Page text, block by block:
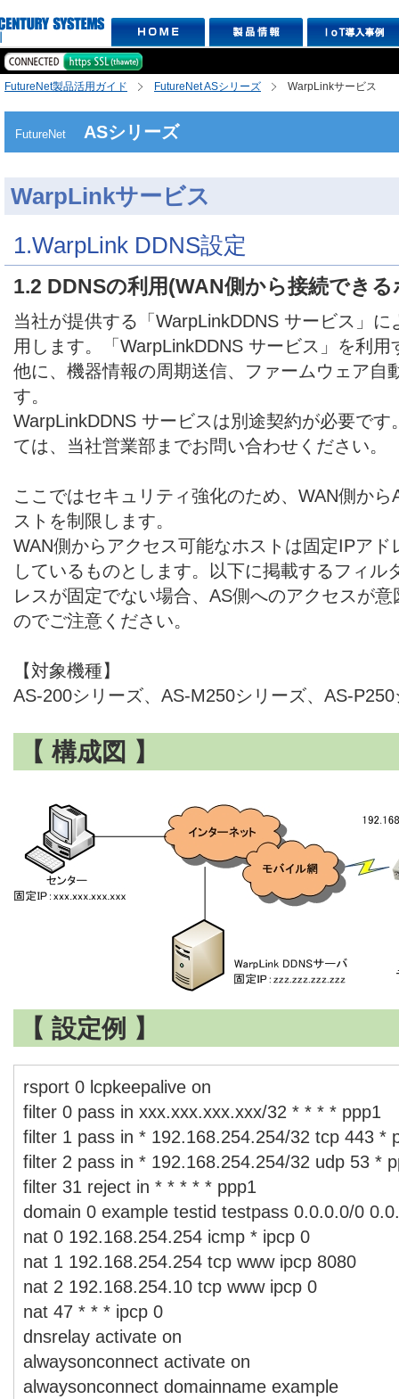
FutureNet製品活用ガイド FutureNet ASシリーズ WarpLinkサービス
FutureNet ASシリーズ
WarpLinkサービス
1.WarpLink DDNS設定
1.2 DDNSの利用(WAN側から接続でき
当社が提供する「WarpLinkDDNS サービス」
用します。「WarpLinkDDNS サービス」を利
他に、機器情報の周期送信、ファームウェア自
す。
WarpLinkDDNS サービスは別途契約が必要で
ては、当社営業部までお問い合わせください。
ここではセキュリティ強化のため、WAN側か
ストを制限します。
WAN側からアクセス可能なホストは固定IPア
しているものとします。以下に掲載するフィル
レスが固定でない場合、AS側へのアクセスが
のでご注意ください。
【対象機種】
AS-200シリーズ、AS-M250シリーズ、AS-
【 構成図 】
【 設定例 】
rsport 0 lcpkeepalive on
filter 0 pass in xxx.xxx.xxx.xxx/32 * * * * ppp1
filter 1 pass in * 192.168.254.254/32 tcp 443 *
filter 2 pass in * 192.168.254.254/32 udp 53 *
filter 31 reject in * * * * * ppp1
domain 0 example testid testpass 0.0.0.0/0
nat 0 192.168.254.254 icmp * ipcp 0
nat 1 192.168.254.254 tcp www ipcp 8080
nat 2 192.168.254.10 tcp www ipcp 0
nat 47 * * * ipcp 0
dnsrelay activate on
alwaysonconnect activate on
alwaysonconnect domainname example